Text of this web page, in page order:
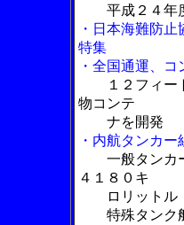
平成２４年
・日本海難防
特集
・全国通運、
１２フィ
物コンテ
ナを開発
・内航タンカ
一般タンカ
４１８０キ
ロリットル
特殊タンク船